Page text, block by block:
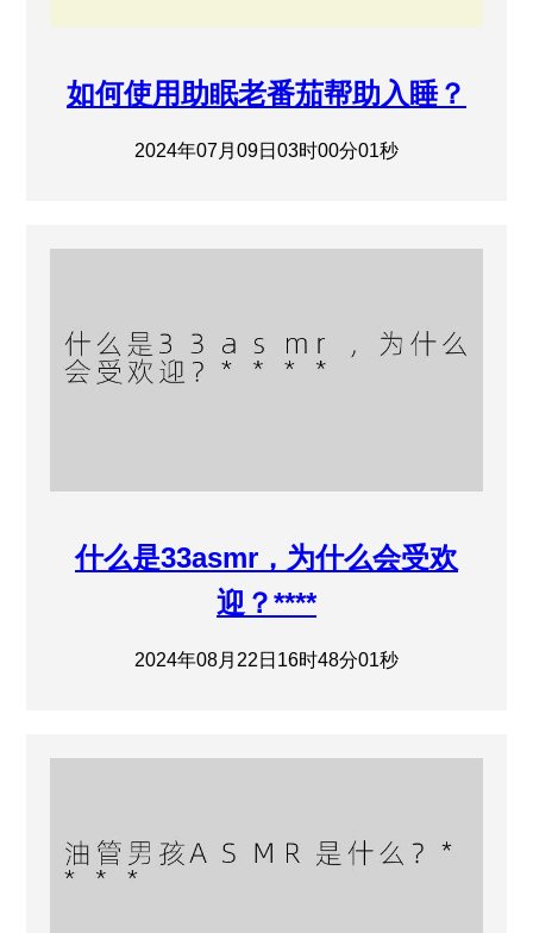
如何使用助眠老番茄帮助入睡？
2024年07月09日03时00分01秒
什么是33asmr，为什么会受欢
迎？****
2024年08月22日16时48分01秒